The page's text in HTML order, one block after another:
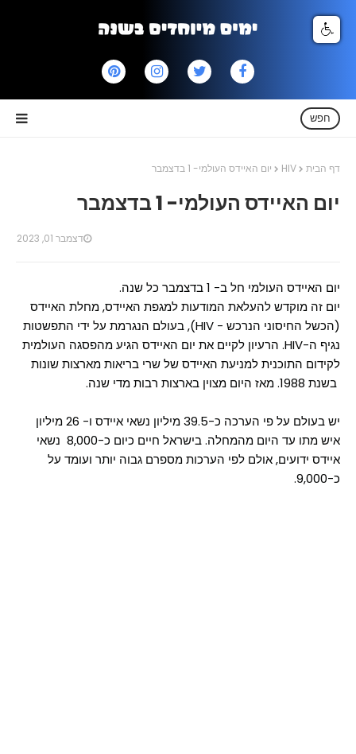
חפש
דף הבית HIV יום האיידס העולמי- 1 בדצמבר
יום האיידס העולמי- 1 בדצמבר
דצמבר 01, 2023
יום האיידס העולמי חל ב- 1 בדצמבר כל שנה.
יום זה מוקדש להעלאת המודעות למגפת האיידס, מחלת האיידס
(הכשל החיסוני הנרכש - HIV), בעולם הנגרמת על ידי התפשטות
נגיף ה-HIV. הרעיון לקיים את יום האיידס הגיע מהפסגה העולמית
לקידום התוכנית למניעת האיידס של שרי בריאות מארצות שונות
בשנת 1988. מאז היום מצוין בארצות רבות מדי שנה.
יש בעולם על פי הערכה כ-39.5 מיליון נשאי איידס ו- 26 מיליון
איש מתו עד היום מהמחלה. בישראל חיים כיום כ-8,000 נשאי
איידס ידועים, אולם לפי הערכות מספרם גבוה יותר ועומד על
כ-9,000.